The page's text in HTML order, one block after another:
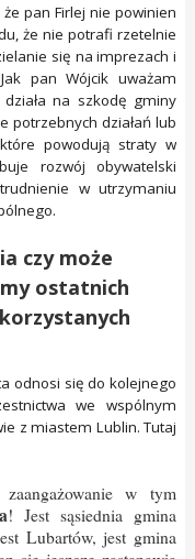
pan Firlej nie powinien
że nie potrafi rzetelnie
się na imprezach i
pan Wójcik uważam
na szkodę gminy
potrzebnych działań lub
powodują straty w
rozwój obywatelski
w utrzymaniu
czy może
ostatnich
odnosi się do kolejnego
we wspólnym
z miastem Lublin. Tutaj
w tym
! Jest sąsiednia gmina
Lubartów, jest gmina